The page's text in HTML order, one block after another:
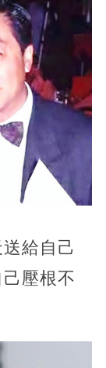
給自己
壓根不